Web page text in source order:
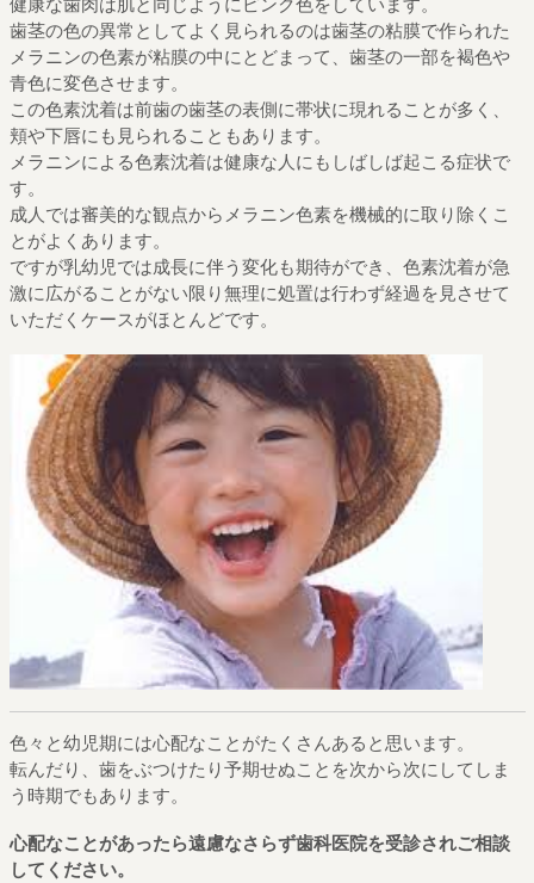
歯茎の色の異常としてよく見られるのは歯茎の粘膜で作られた
メラニンの色素が粘膜の中にとどまって、歯茎の一部を褐色や
青色に変色させます。
この色素沈着は前歯の歯茎の表側に帯状に現れることが多く、
頬や下唇にも見られることもあります。
メラニンによる色素沈着は健康な人にもしばしば起こる症状で
す。
成人では審美的な観点からメラニン色素を機械的に取り除くこ
とがよくあります。
ですが乳幼児では成長に伴う変化も期待ができ、色素沈着が急
激に広がることがない限り無理に処置は行わず経過を見させて
いただくケースがほとんどです。
色々と幼児期には心配なことがたくさんあると思います。
転んだり、歯をぶつけたり予期せぬことを次から次にしてしま
う時期でもあります。
心配なことがあったら遠慮なさらず歯科医院を受診されご相談
してください。